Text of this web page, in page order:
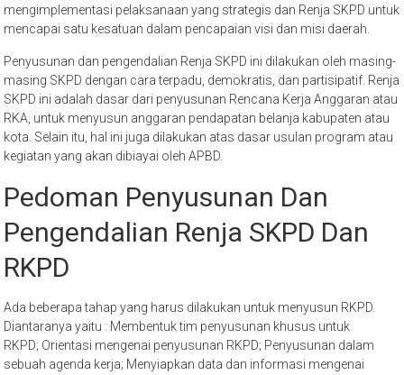
mengimplementasi pelaksanaan yang strategis dan Renja SKPD untuk
mencapai satu kesatuan dalam pencapaian visi dan misi daerah.
Penyusunan dan pengendalian Renja SKPD ini dilakukan oleh masing-
masing SKPD dengan cara terpadu, demokratis, dan partisipatif. Renja
SKPD ini adalah dasar dari penyusunan Rencana Kerja Anggaran atau
RKA, untuk menyusun anggaran pendapatan belanja kabupaten atau
kota. Selain itu, hal ini juga dilakukan atas dasar usulan program atau
kegiatan yang akan dibiayai oleh APBD.
Pedoman Penyusunan Dan
Pengendalian Renja SKPD Dan
RKPD
Ada beberapa tahap yang harus dilakukan untuk menyusun RKPD.
Diantaranya yaitu : Membentuk tim penyusunan khusus untuk
RKPD; Orientasi mengenai penyusunan RKPD; Penyusunan dalam
sebuah agenda kerja; Menyiapkan data dan informasi mengenai